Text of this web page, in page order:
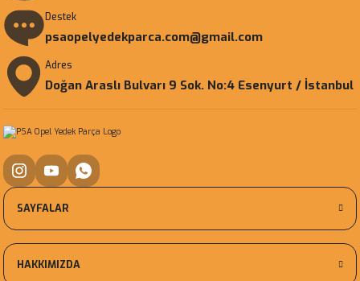
Destek
psaopelyedekparca.com@gmail.com
Adres
Doğan Araslı Bulvarı 9 Sok. No:4 Esenyurt / İstanbul
SAYFALAR
HAKKIMIZDA